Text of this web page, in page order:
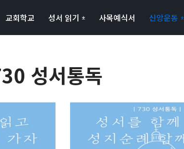
교회학교 성서 읽기 사목예식서 신앙운동
성서통독